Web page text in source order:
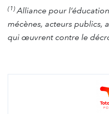
(1) Alliance pour
mécènes, acteurs publics,
qui œuvrent contre le